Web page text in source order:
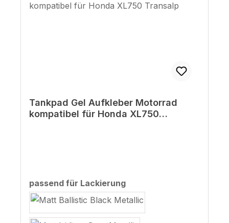
Tankpad Gel Aufkleber Motorrad
kompatibel für Honda XL750
passend für Lackierungauswählen